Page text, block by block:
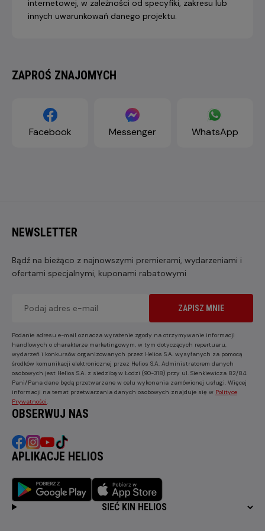
internetowej, w zależności od specyfiki, zakresu lub
innych uwarunkowań danego projektu.
ZAPROŚ ZNAJOMYCH
Facebook Messenger WhatsApp
NEWSLETTER
Bądź na bieżąco z najnowszymi premierami, wydarzeniami i
ofertami specjalnymi, kuponami rabatowymi
ZAPISZ MNIE
Podanie adresu e-mail oznacza wyrażenie zgody na otrzymywanie informacji
handlowych o charakterze marketingowym, w tym dotyczących repertuaru,
wydarzeń i konkursów organizowanych przez Helios S.A. wysyłanych za pomocą
środków komunikacji elektronicznej przez Helios S.A. Administratorem danych
osobowych jest Helios S.A. z siedzibą w Łodzi (90-318) przy ul. Sienkiewicza 82/84.
Pani/Pana dane będą przetwarzane w celu wykonania zamówionej usługi. Więcej
informacji na temat przetwarzania danych osobowych znajduje się w Polityce
Prywatności.
OBSERWUJ NAS
APLIKACJE HELIOS
SIEĆ KIN HELIOS